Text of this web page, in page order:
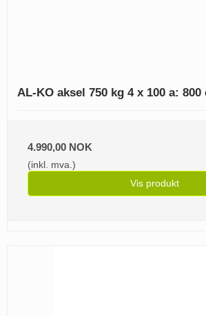
AL-KO aksel 750 kg 4 x 100 a: 800
4.990,00 NOK
(inkl. mva.)
Vis produkt